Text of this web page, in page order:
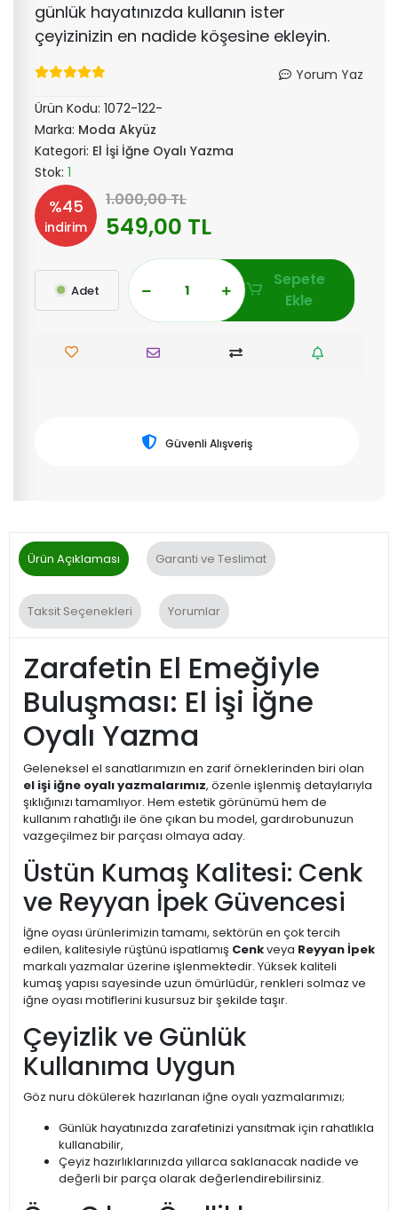
günlük hayatınızda kullanın ister
çeyizinizin en nadide köşesine ekleyin.
Yorum Yaz
Ürün Kodu: 1072-122-
Marka: Moda Akyüz
Kategori: El İşi İğne Oyalı Yazma
Stok: 1
%45
indirim
1.000,00 TL
549,00 TL
Adet
Sepete
Ekle
Güvenli Alışveriş
Ürün Açıklaması Garanti ve Teslimat
Taksit Seçenekleri Yorumlar
Zarafetin El Emeğiyle
Buluşması: El İşi İğne
Oyalı Yazma
Geleneksel el sanatlarımızın en zarif örneklerinden biri olan
el işi iğne oyalı yazmalarımız, özenle işlenmiş detaylarıyla
şıklığınızı tamamlıyor. Hem estetik görünümü hem de
kullanım rahatlığı ile öne çıkan bu model, gardırobunuzun
vazgeçilmez bir parçası olmaya aday.
Üstün Kumaş Kalitesi: Cenk
ve Reyyan İpek Güvencesi
İğne oyası ürünlerimizin tamamı, sektörün en çok tercih
edilen, kalitesiyle rüştünü ispatlamış Cenkveya Reyyan İpek
markalı yazmalar üzerine işlenmektedir. Yüksek kaliteli
kumaş yapısı sayesinde uzun ömürlüdür, renkleri solmaz ve
iğne oyası motiflerini kusursuz bir şekilde taşır.
Çeyizlik ve Günlük
Kullanıma Uygun
Göz nuru dökülerek hazırlanan iğne oyalı yazmalarımızı;
Günlük hayatınızda zarafetinizi yansıtmak için rahatlıkla
kullanabilir,
Çeyiz hazırlıklarınızda yıllarca saklanacak nadide ve
değerli bir parça olarak değerlendirebilirsiniz.